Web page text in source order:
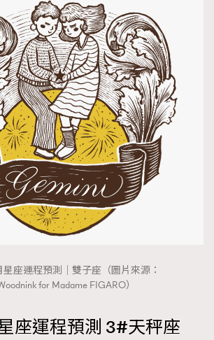
座運程預測｜雙子座（圖片來源：
for Madame FIGARO）
座運程預測 3#天秤座